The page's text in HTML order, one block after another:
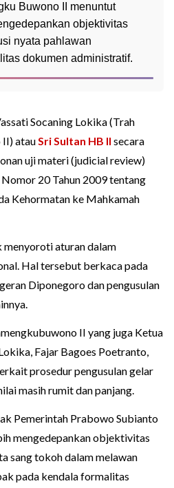
Buwono II menuntut
objektivitas
nyata pahlawan
dokumen administratif.
Socaning Lokika (Trah
II) atauSri Sultan HB II secara
uji materi (judicial review)
20 Tahun 2009 tentang
Kehormatan ke Mahkamah
menyoroti aturan dalam
Hal tersebut berkaca pada
Diponegoro dan pengusulan
II yang juga Ketua
Fajar Bagoes Poetranto,
prosedur pengusulan gelar
masih rumit dan panjang.
Pemerintah Prabowo Subianto
mengedepankan objektivitas
sang tokoh dalam melawan
pada kendala formalitas